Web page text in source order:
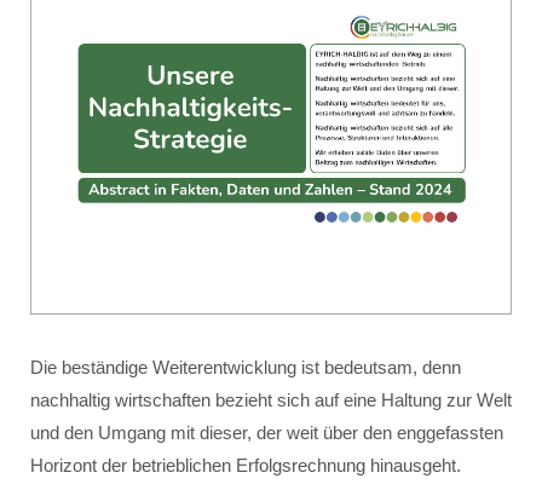
Die beständige Weiterentwicklung ist bedeutsam, denn
nachhaltig wirtschaften bezieht sich auf eine Haltung zur Welt
und den Umgang mit dieser, der weit über den enggefassten
Horizont der betrieblichen Erfolgsrechnung hinausgeht.